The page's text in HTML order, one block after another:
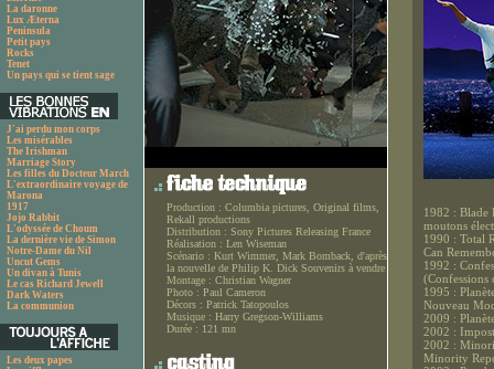
La daronne
Lux Æterna
Peninsula
Petit pays
Rocks
Tenet
Un pays qui se tient sage
J'ai perdu mon corps
Les misérables
The Irishman
Marriage Story
Les filles du Docteur March
L'extraordinaire voyage de
Marona
1917
Jojo Rabbit
L'odyssée de Choum
La dernière vie de Simon
Notre-Dame du Nil
Uncut Gems
Un divan à Tunis
Le cas Richard Jewell
Dark Waters
La communion
Les deux papes
Production : Columbia pictures, Original films,
Rekall productions
Distribution : Sony Pictures Releasing France
Réalisation : Len Wiseman
Scénario : Kurt Wimmer, Mark Bomback, d'après
la nouvelle de Philip K. Dick Souvenirs à vendre
Montage : Christian Wagner
Photo : Paul Cameron
Décors : Patrick Tatopoulos
Musique : Harry Gregson-Williams
Durée : 121 mn
1982 : Blade
moutons
1990 : Total
Can
1992 :
(Confessions
1995 :
Nouveau
2009 :
2002 :
2002 :
Minority